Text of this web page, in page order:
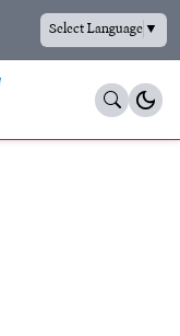
Select Language▼